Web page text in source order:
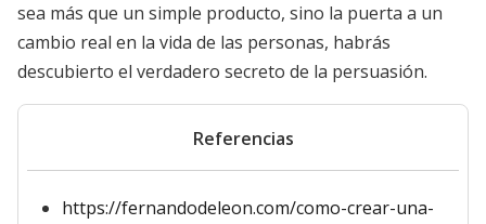
sea más que un simple producto, sino la puerta a un
cambio real en la vida de las personas, habrás
descubierto el verdadero secreto de la persuasión.
Referencias
https://fernandodeleon.com/como-crear-una-